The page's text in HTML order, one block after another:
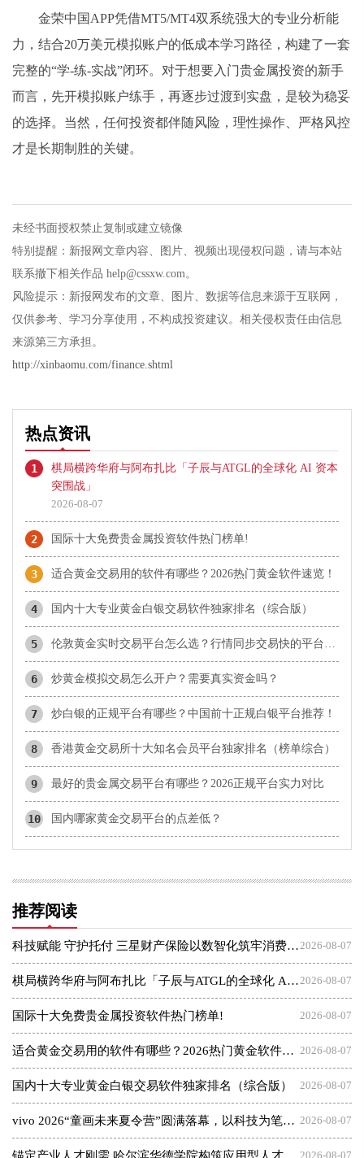
金荣中国APP凭借MT5/MT4双系统强大的专业分析能
力，结合20万美元模拟账户的低成本学习路径，构建了一套
完整的“学-练-实战”闭环。对于想要入门贵金属投资的新手
而言，先开模拟账户练手，再逐步过渡到实盘，是较为稳妥
的选择。当然，任何投资都伴随风险，理性操作、严格风控
才是长期制胜的关键。
未经书面授权禁止复制或建立镜像
特别提醒：新报网文章内容、图片、视频出现侵权问题，请与本站
联系撤下相关作品 help@cssxw.com。
风险提示：新报网发布的文章、图片、数据等信息来源于互联网，
仅供参考、学习分享使用，不构成投资建议。相关侵权责任由信息
来源第三方承担。
http://xinbaomu.com/finance.shtml
热点资讯
1
棋局横跨华府与阿布扎比「子辰与ATGL的全球化 AI 资本
突围战」
2026-08-07
2 国际十大免费贵金属投资软件热门榜单!
3 适合黄金交易用的软件有哪些？2026热门黄金软件速览！
4 国内十大专业黄金白银交易软件独家排名（综合版）
5
6 炒黄金模拟交易怎么开户？需要真实资金吗？
7 炒白银的正规平台有哪些？中国前十正规白银平台推荐！
8 香港黄金交易所十大知名会员平台独家排名（榜单综合）
9 最好的贵金属交易平台有哪些？2026正规平台实力对比
10 国内哪家黄金交易平台的点差低？
推荐阅读
2026-08-07
科技赋能 守护托付 三星财产保险以数智化筑牢消费者权益保护屏障
2026-08-07
棋局横跨华府与阿布扎比「子辰与ATGL的全球化 AI 资本突围战」
2026-08-07
国际十大免费贵金属投资软件热门榜单!
2026-08-07
适合黄金交易用的软件有哪些？2026热门黄金软件速览！
2026-08-07
国内十大专业黄金白银交易软件独家排名（综合版）
2026-08-07
vivo 2026“童画未来夏令营”圆满落幕，以科技为笔，绘就美育未来
2026-08-07